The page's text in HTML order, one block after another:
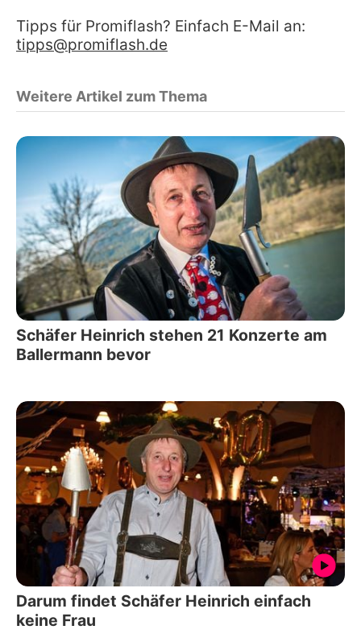
Tipps für Promiflash? Einfach E-Mail an:
tipps@promiflash.de
Weitere Artikel zum Thema
Schäfer Heinrich stehen 21 Konzerte am
Ballermann bevor
Darum findet Schäfer Heinrich einfach
keine Frau